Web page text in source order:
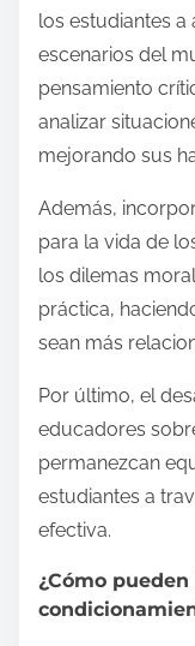
los estudiantes
escenarios del
pensamiento
analizar
mejorando sus
Además,
para la vida de
los dilemas
práctica,
sean más
Por último, el
educadores
permanezcan
estudiantes a
efectiva.
¿Cómo